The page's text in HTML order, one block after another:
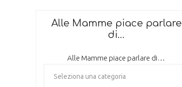
Alle Mamme piace parlare
di…
Alle Mamme piace parlare di…